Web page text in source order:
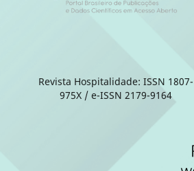
Revista Hospitalidade: ISSN 1807-
975X / e-ISSN 2179-9164